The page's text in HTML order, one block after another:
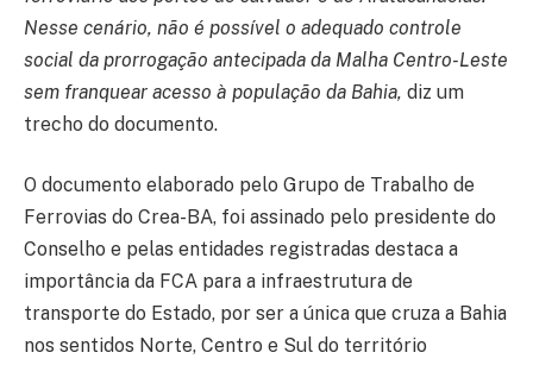
Nesse cenário, não é possível o adequado controle
social da prorrogação antecipada da Malha Centro-Leste
sem franquear acesso à população da Bahia, diz um
trecho do documento.
O documento elaborado pelo Grupo de Trabalho de
Ferrovias do Crea-BA, foi assinado pelo presidente do
Conselho e pelas entidades registradas destaca a
importância da FCA para a infraestrutura de
transporte do Estado, por ser a única que cruza a Bahia
nos sentidos Norte, Centro e Sul do território